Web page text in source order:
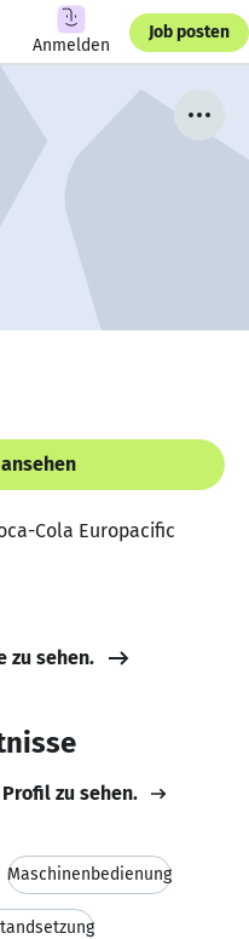
Anmelden
Job posten
Cola Europacific
zu sehen.
zu sehen.
Maschinenbedienung